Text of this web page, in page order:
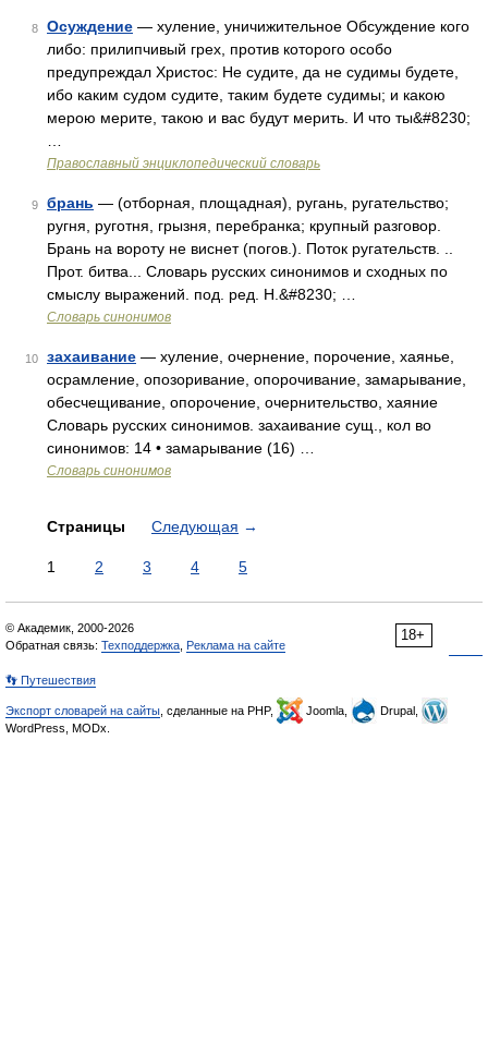
8 Осуждение — хуление, уничижительное Обсуждение кого
либо: прилипчивый грех, против которого особо
предупреждал Христос: Не судите, да не судимы будете,
ибо каким судом судите, таким будете судимы; и какою
мерою мерите, такою и вас будут мерить. И что ты&#8230;
Православный энциклопедический словарь
9 брань — (отборная, площадная), ругань, ругательство;
ругня, руготня, грызня, перебранка; крупный разговор.
Брань на вороту не виснет (погов.). Поток ругательств. ..
Прот. битва... Словарь русских синонимов и сходных по
смыслу выражений. под. ред. Н.&#8230; …
Словарь синонимов
10 захаивание — хуление, очернение, порочение, хаянье,
осрамление, опозоривание, опорочивание, замарывание,
обесчещивание, опорочение, очернительство, хаяние
Словарь русских синонимов. захаивание сущ., кол во
синонимов: 14 • замарывание (16) …
Словарь синонимов
Страницы Следующая →
1 2 3 4 5
18+
© Академик, 2000-2026
Обратная связь: Техподдержка Реклама на сайте
👣 Путешествия
Экспорт словарей на сайты , сделанные на PHP, Joomla,
Drupal,
WordPress, MODx.